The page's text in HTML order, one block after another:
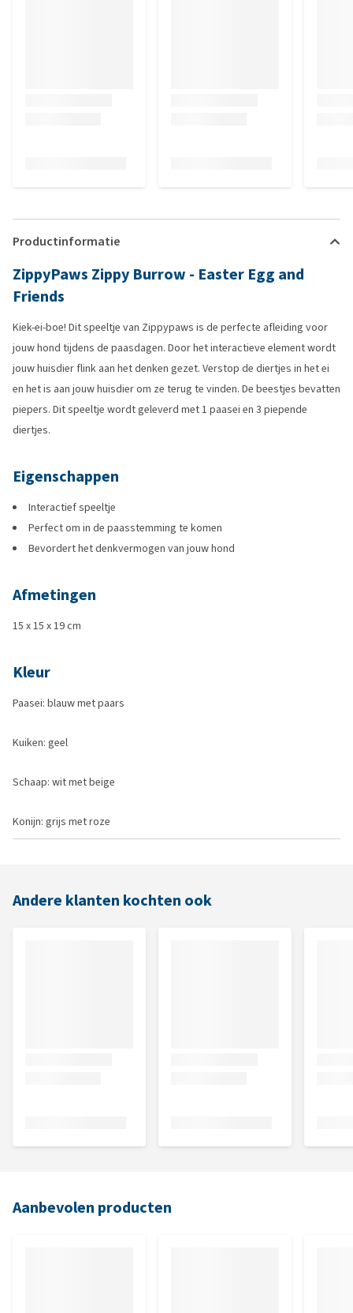
Productinformatie
ZippyPaws Zippy Burrow - Easter Egg and
Friends
Kiek-ei-boe! Dit speeltje van Zippypaws is de perfecte afleiding voor
jouw hond tijdens de paasdagen. Door het interactieve element wordt
jouw huisdier flink aan het denken gezet. Verstop de diertjes in het ei
en het is aan jouw huisdier om ze terug te vinden. De beestjes bevatten
piepers. Dit speeltje wordt geleverd met 1 paasei en 3 piepende
diertjes.
Eigenschappen
Interactief speeltje
Perfect om in de paasstemming te komen
Bevordert het denkvermogen van jouw hond
Afmetingen
15 x 15 x 19 cm
Kleur
Paasei: blauw met paars
Kuiken: geel
Schaap: wit met beige
Konijn: grijs met roze
Andere klanten kochten ook
Aanbevolen producten